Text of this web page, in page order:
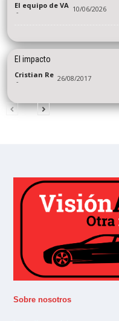
El equipo de VA
- 10/06/2026
El impacto
Cristian Re
- 26/08/2017
Sobre nosotros